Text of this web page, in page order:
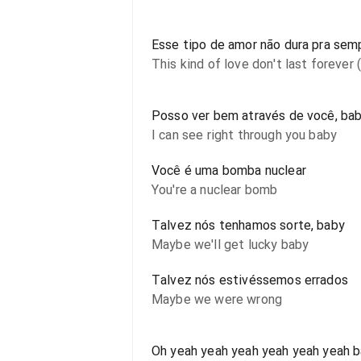
Esse tipo de amor não dura pra
This kind of love don't last forever
Posso ver bem através de você,
I can see right through you baby
Você é uma bomba nuclear
You're a nuclear bomb
Talvez nós tenhamos sorte, baby
Maybe we'll get lucky baby
Talvez nós estivéssemos errados
Maybe we were wrong
Oh yeah yeah yeah yeah yeah yeah